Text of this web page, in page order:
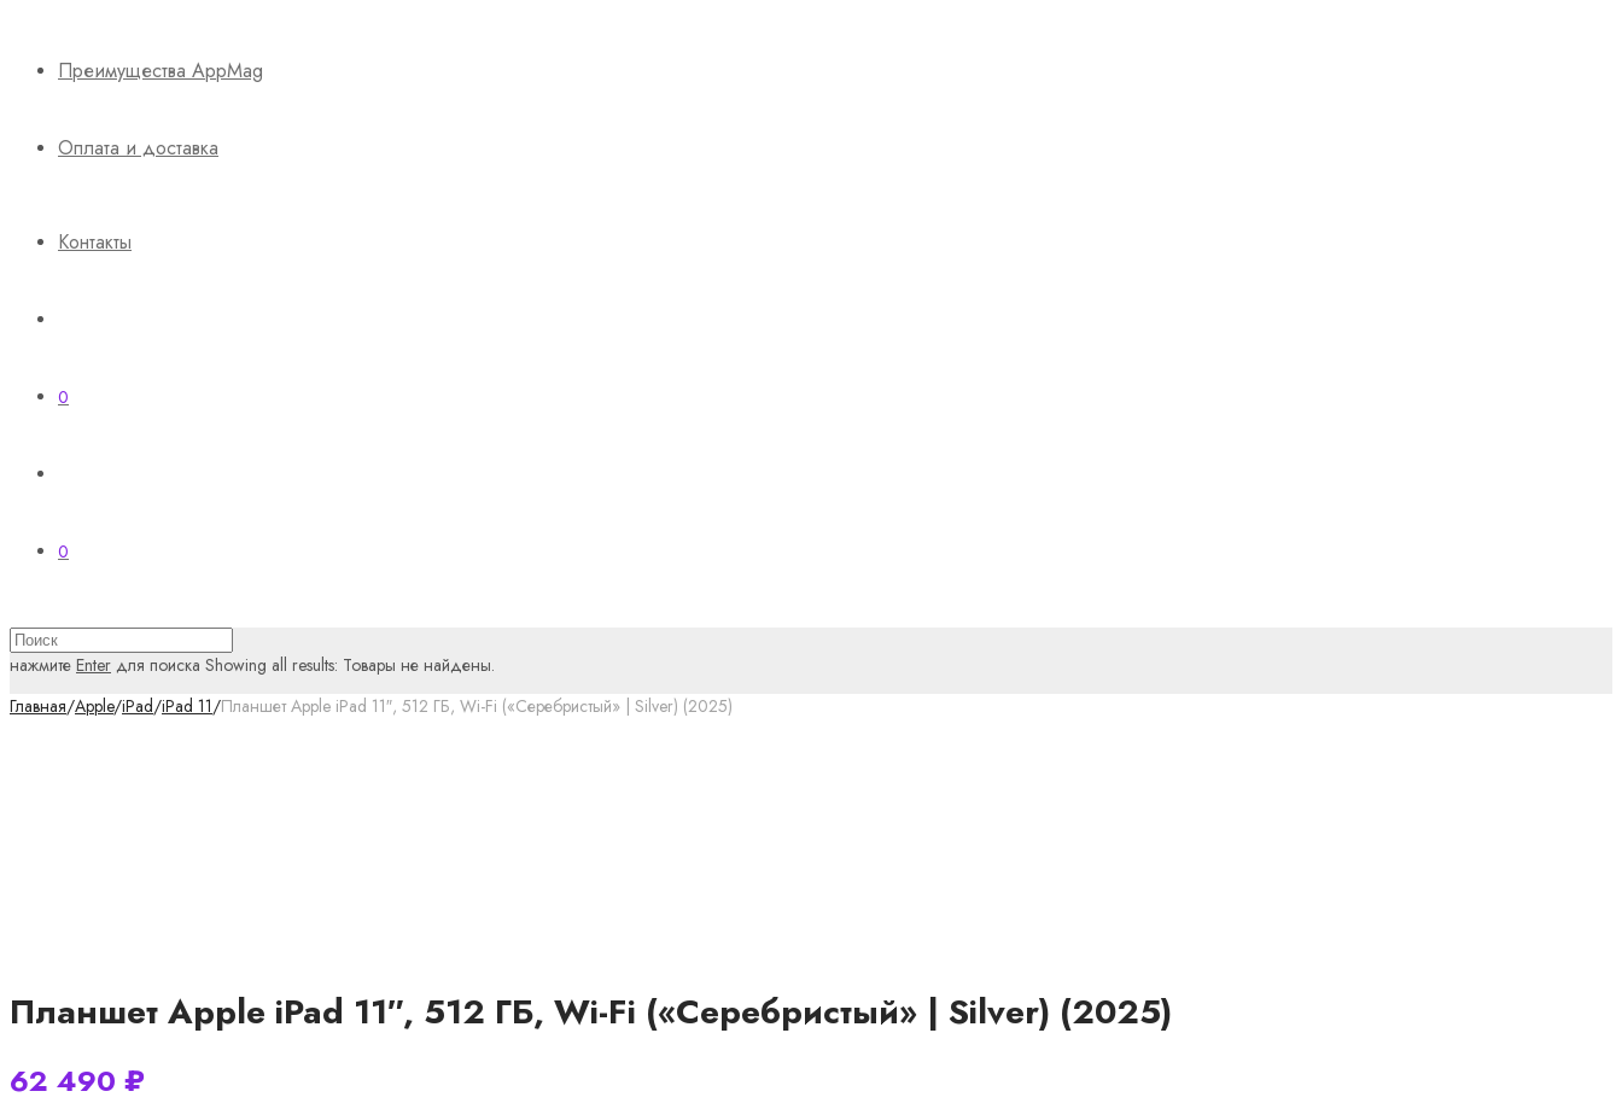
Преимущества AppMag
Оплата и доставка
Контакты
0
0
нажмите Enter для поиска Showing all results: Товары не найдены.
Главная/Apple/iPad/iPad 11/Планшет Apple iPad 11″, 512 ГБ, Wi-Fi («Серебристый» | Silver) (2025)
Планшет Apple iPad 11″, 512 ГБ, Wi-Fi («Серебристый» | Silver) (2025)
62 490 ₽